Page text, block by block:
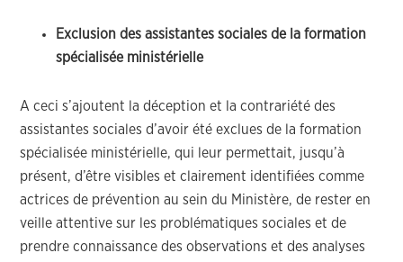
Exclusion des assistantes sociales de la formation
spécialisée ministérielle
A ceci s’ajoutent la déception et la contrariété des
assistantes sociales d’avoir été exclues de la formation
spécialisée ministérielle, qui leur permettait, jusqu’à
présent, d’être visibles et clairement identifiées comme
actrices de prévention au sein du Ministère, de rester en
veille attentive sur les problématiques sociales et de
prendre connaissance des observations et des analyses